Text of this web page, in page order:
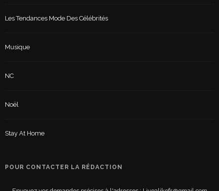
Les Tendances Mode Des Célébrités
Musique
NC
Noël
Stay At Home
POUR CONTACTER LA RÉDACTION